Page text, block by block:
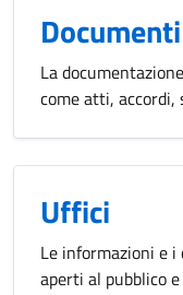
La
come atti,
Uffici
Le informazioni e
aperti al pubblico